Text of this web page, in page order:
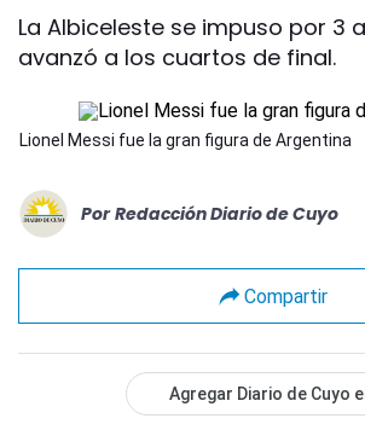
La Albiceleste se impuso por 3
avanzó a los cuartos de final.
Lionel Messi fue la gran figura de Argentina
Por Redacción Diario de Cuyo
Compartir
Agregar Diario de Cuyo